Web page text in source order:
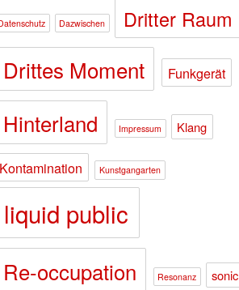
Dazwischen Dritter Raum
Drittes Moment Funkgerät
Hinterland Impressum Klang
Kontamination Kunstgangarten
liquid public
Re-occupation Resonanz sonic